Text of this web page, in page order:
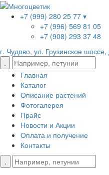
+7 (999) 280 25 77 ▾
+7 (996) 569 81 05
+7 (908) 293 37 48
г. Чудово, ул. Грузинское шоссе,
Главная
Каталог
Описание растений
Фотогалерея
Прайс
Новости и Акции
Оплата и получение
Контакты